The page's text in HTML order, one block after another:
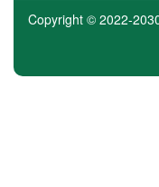
Copyright © 2022-